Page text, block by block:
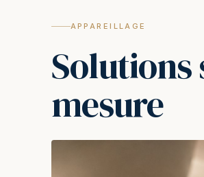
APPAREILLAGE
Solutions
mesure